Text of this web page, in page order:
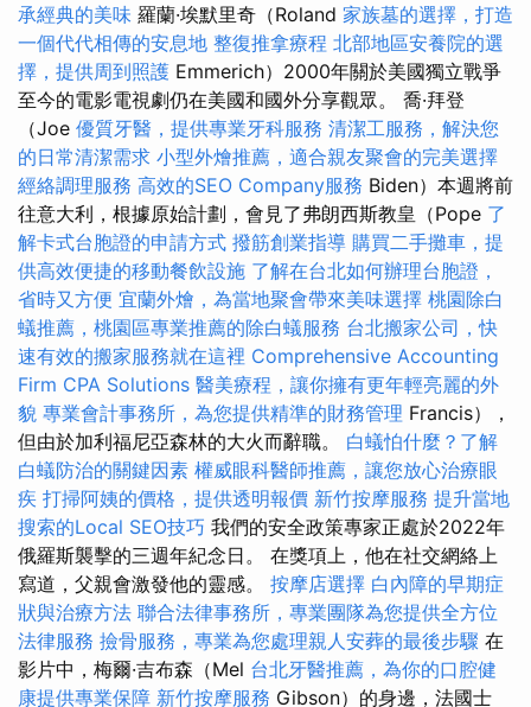
承經典的美味 羅蘭·埃默里奇（Roland 家族墓的選擇，打造
一個代代相傳的安息地 整復推拿療程 北部地區安養院的選
擇，提供周到照護 Emmerich）2000年關於美國獨立戰爭
至今的電影電視劇仍在美國和國外分享觀眾。 喬·拜登
（Joe 優質牙醫，提供專業牙科服務 清潔工服務，解決您
的日常清潔需求 小型外燴推薦，適合親友聚會的完美選擇
經絡調理服務 高效的SEO Company服務 Biden）本週將前
往意大利，根據原始計劃，會見了弗朗西斯教皇（Pope 了
解卡式台胞證的申請方式 撥筋創業指導 購買二手攤車，提
供高效便捷的移動餐飲設施 了解在台北如何辦理台胞證，
省時又方便 宜蘭外燴，為當地聚會帶來美味選擇 桃園除白
蟻推薦，桃園區專業推薦的除白蟻服務 台北搬家公司，快
速有效的搬家服務就在這裡 Comprehensive Accounting
Firm CPA Solutions 醫美療程，讓你擁有更年輕亮麗的外
貌 專業會計事務所，為您提供精準的財務管理 Francis），
但由於加利福尼亞森林的大火而辭職。 白蟻怕什麼？了解
白蟻防治的關鍵因素 權威眼科醫師推薦，讓您放心治療眼
疾 打掃阿姨的價格，提供透明報價 新竹按摩服務 提升當地
搜索的Local SEO技巧 我們的安全政策專家正處於2022年
俄羅斯襲擊的三週年紀念日。 在獎項上，他在社交網絡上
寫道，父親會激發他的靈感。 按摩店選擇 白內障的早期症
狀與治療方法 聯合法律事務所，專業團隊為您提供全方位
法律服務 撿骨服務，專業為您處理親人安葬的最後步驟 在
影片中，梅爾·吉布森（Mel 台北牙醫推薦，為你的口腔健
康提供專業保障 新竹按摩服務 Gibson）的身邊，法國士